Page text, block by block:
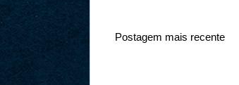
Postagem mais recente